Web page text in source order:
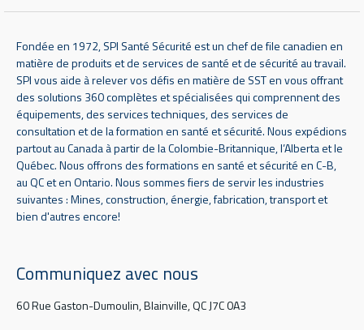
Fondée en 1972, SPI Santé Sécurité est un chef de file canadien en
matière de produits et de services de santé et de sécurité au travail.
SPI vous aide à relever vos défis en matière de SST en vous offrant
des solutions 360 complètes et spécialisées qui comprennent des
équipements, des services techniques, des services de
consultation et de la formation en santé et sécurité. Nous expédions
partout au Canada à partir de la Colombie-Britannique, l’Alberta et le
Québec. Nous offrons des formations en santé et sécurité en C-B,
au QC et en Ontario. Nous sommes fiers de servir les industries
suivantes : Mines, construction, énergie, fabrication, transport et
bien d'autres encore!
Communiquez avec nous
60 Rue Gaston-Dumoulin, Blainville, QC J7C 0A3